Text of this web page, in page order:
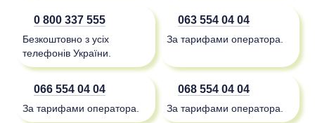
0 800 337 555
Безкоштовно з усіх
телефонів України.
063 554 04 04
За тарифами оператора.
066 554 04 04
За тарифами оператора.
068 554 04 04
За тарифами оператора.